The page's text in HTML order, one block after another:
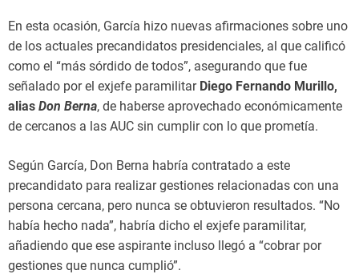
En esta ocasión, García hizo nuevas afirmaciones sobre uno
de los actuales precandidatos presidenciales, al que calificó
como el “más sórdido de todos”, asegurando que fue
señalado por el exjefe paramilitar Diego Fernando Murillo,
alias Don Berna, de haberse aprovechado económicamente
de cercanos a las AUC sin cumplir con lo que prometía.
Según García, Don Berna habría contratado a este
precandidato para realizar gestiones relacionadas con una
persona cercana, pero nunca se obtuvieron resultados. “No
había hecho nada”, habría dicho el exjefe paramilitar,
añadiendo que ese aspirante incluso llegó a “cobrar por
gestiones que nunca cumplió”.